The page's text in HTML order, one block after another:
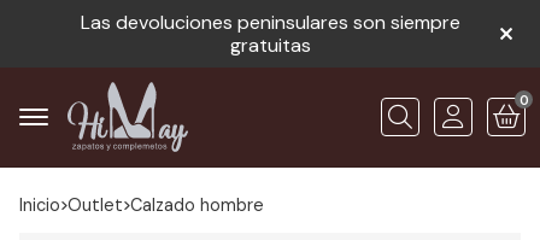
Las devoluciones peninsulares son siempre
gratuitas
Buscar
0
Inicio outlet calzado hombre